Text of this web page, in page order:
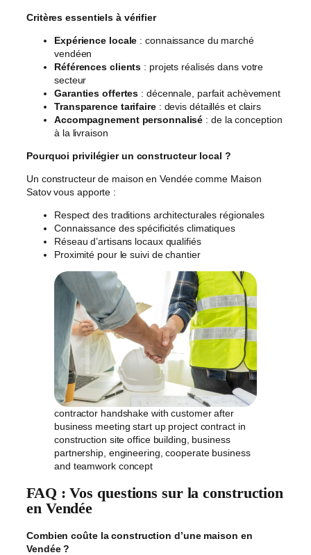
Critères essentiels à vérifier
Expérience locale : connaissance du marché
vendéen
Références clients : projets réalisés dans votre
secteur
Garanties offertes : décennale, parfait achèvement
Transparence tarifaire: devis détaillés et clairs
Accompagnement personnalisé : de la conception
à la livraison
Pourquoi privilégier un constructeur local ?
Un constructeur de maison en Vendée comme Maison
Satov vous apporte :
Respect des traditions architecturales régionales
Connaissance des spécificités climatiques
Réseau d’artisans locaux qualifiés
Proximité pour le suivi de chantier
contractor handshake with customer after
business meeting start up project contract in
construction site office building, business
partnership, engineering, cooperate business
and teamwork concept
FAQ : Vos questions sur la construction
en Vendée
Combien coûte la construction d’une maison en
Vendée ?